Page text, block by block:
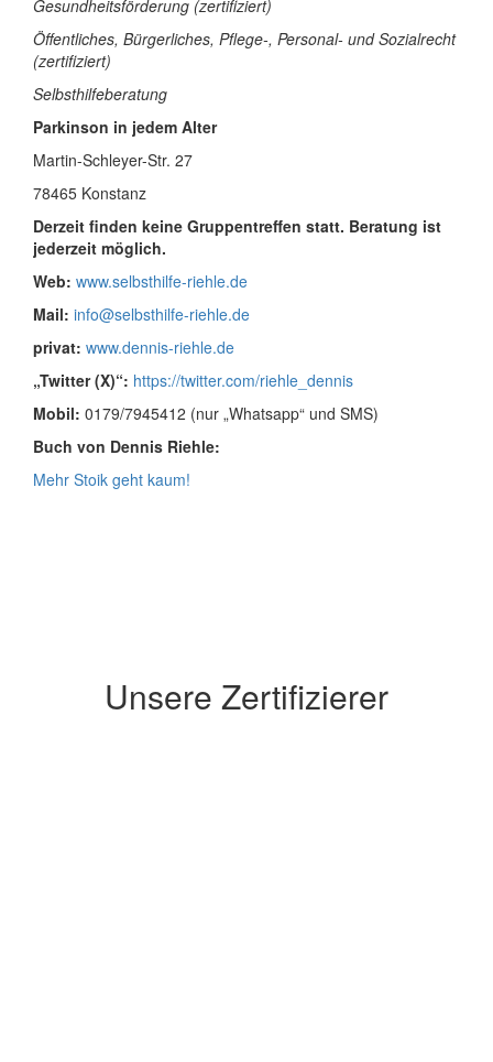
Gesundheitsförderung (zertifiziert)
Öffentliches, Bürgerliches, Pflege-, Personal- und Sozialrecht
(zertifiziert)
Selbsthilfeberatung
Parkinson in jedem Alter
Martin-Schleyer-Str. 27
78465 Konstanz
Derzeit finden keine Gruppentreffen statt. Beratung ist
jederzeit möglich.
Web: www.selbsthilfe-riehle.de
Mail: info@selbsthilfe-riehle.de
privat: www.dennis-riehle.de
„Twitter (X)“: https://twitter.com/riehle_dennis
Mobil: 0179/7945412 (nur „Whatsapp“ und SMS)
Buch von Dennis Riehle:
Mehr Stoik geht kaum!
Unsere Zertifizierer